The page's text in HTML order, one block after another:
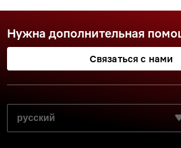
Нужна дополнительная
Связаться с нами
ВЫБЕРИТЕ ПРЕДПОЧИТАЕМЫЙ